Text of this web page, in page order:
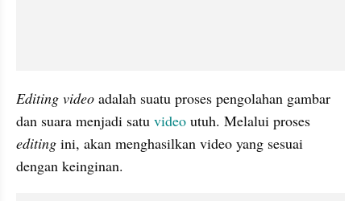
Editing video adalah suatu proses pengolahan gambar
dan suara menjadi satu video
editing ini, akan menghasilkan video yang sesuai
dengan keinginan.